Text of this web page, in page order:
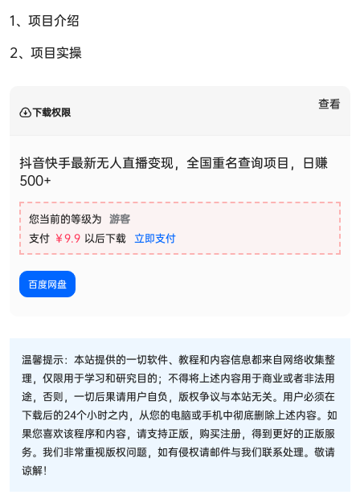
1、项目介绍
2、项目实操
下载权限
查看
抖音快手最新无人直播变现，全国重名查询项目，日赚
500+
您当前的等级为 游客
支付 ￥9.9 以后下载 立即支付
百度网盘
温馨提示：本站提供的一切软件、教程和内容信息都来自网络收集整
理，仅限用于学习和研究目的；不得将上述内容用于商业或者非法用
途，否则，一切后果请用户自负，版权争议与本站无关。用户必须在
下载后的24个小时之内，从您的电脑或手机中彻底删除上述内容。如
果您喜欢该程序和内容，请支持正版，购买注册，得到更好的正版服
务。我们非常重视版权问题，如有侵权请邮件与我们联系处理。敬请
谅解！